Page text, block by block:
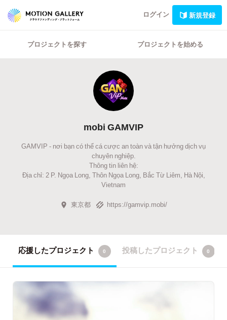
ログイン 新規登録
プロジェクトを探す プロジェクトを始める
mobi GAMVIP
GAMVIP - nơi bạn có thể cá cược an toàn và tận hưởng dịch vụ
chuyên nghiệp.
Thông tin liên hệ:
Địa chỉ: 2 P. Ngọa Long, Thôn Ngọa Long, Bắc Từ Liêm, Hà Nội,
Vietnam
東京都 https://gamvip.mobi/
応援したプロジェクト 0 投稿したプロジェクト 0